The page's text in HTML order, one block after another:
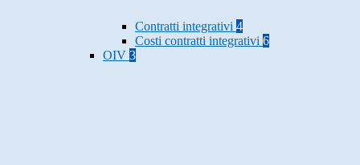
Contratti integrativi 4
Costi contratti integrativi 6
OIV 3